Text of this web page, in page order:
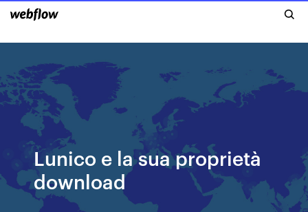
Lunico e la sua proprietà
download